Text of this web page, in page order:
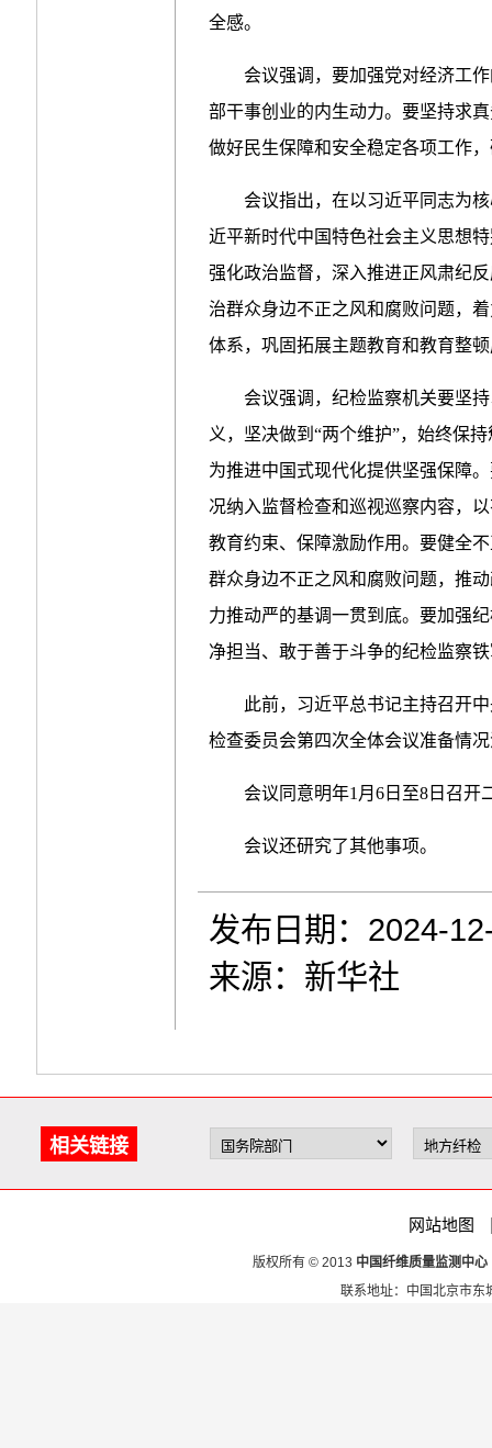
全感。
会议强调，要加强党对经济工
部干事创业的内生动力。要坚持求
做好民生保障和安全稳定各项工作
会议指出，在以习近平同志为
近平新时代中国特色社会主义思想
强化政治监督，深入推进正风肃纪
治群众身边不正之风和腐败问题，
体系，巩固拓展主题教育和教育整
会议强调，纪检监察机关要坚
义，坚决做到“两个维护”，始终保
为推进中国式现代化提供坚强保障
况纳入监督检查和巡视巡察内容，
教育约束、保障激励作用。要健全
群众身边不正之风和腐败问题，推
力推动严的基调一贯到底。要加强
净担当、敢于善于斗争的纪检监察
此前，习近平总书记主持召开
检查委员会第四次全体会议准备情
会议同意明年1月6日至8日召
会议还研究了其他事项。
发布日期：2024-
来源：新华社
相关链接
网站地图
版权所有 © 2013 中国纤维质量监测中心
联系地址：中国北京市东